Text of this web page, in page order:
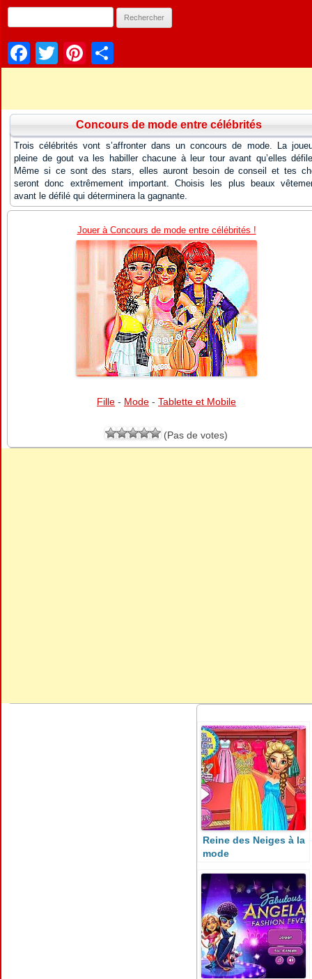
Facebook
TwitterPinterest
Concours de mode entre célébrités
Trois célébrités vont s’affronter dans un concours de mode. La
pleine de gout va les habiller chacune à leur tour avant qu’elles
Même si ce sont des stars, elles auront besoin de conseil et tes
seront donc extrêmement important. Choisis les plus beaux
avant le défilé qui déterminera la gagnante.
Jouer à Concours de mode entre célébrités !
Fille - Mode - Tablette et Mobile
(Pas de votes)
Reine des Neiges à la
mode